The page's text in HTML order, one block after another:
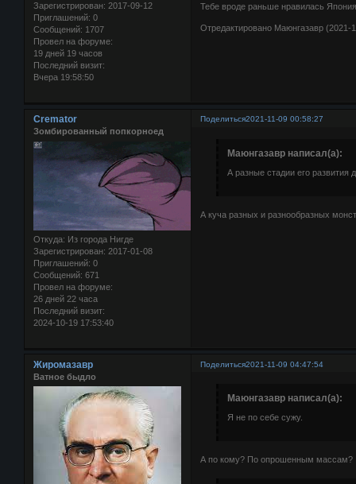
Зарегистрирован: 2017-09-12
Приглашений: 0
Сообщений: 1707
Провел на форуме:
19 дней 19 часов
Последний визит:
Вчера 19:58:50
Тебе вроде раньше нравилась
Отредактировано Маюнгазавр (2021-
Поделиться2021-11-09 00:58:27
Cremator
Зомбированный попкорноед
Откуда: Из города Нигде
Зарегистрирован: 2017-01-08
Приглашений: 0
Сообщений: 671
Провел на форуме:
26 дней 22 часа
Последний визит:
2024-10-19 17:53:40
Маюнгазавр написал(а):
А разные стадии его развития
А куча разных и разнообразных
Поделиться2021-11-09 04:47:54
Жиромазавр
Ватное быдло
Маюнгазавр написал(а):
Я не по себе сужу.
А по кому? По опрошенным массам?